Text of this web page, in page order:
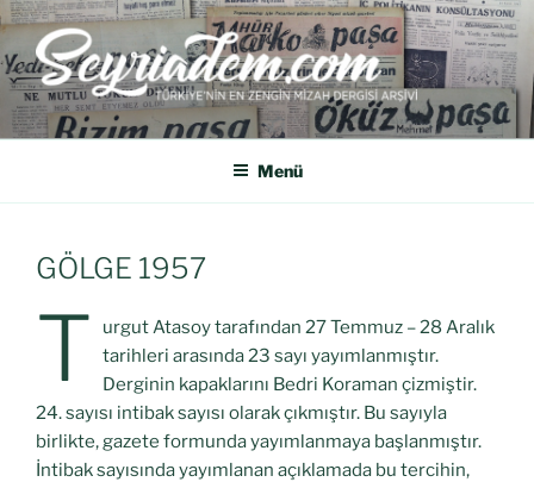
SEYRIADEM
Türkiye'nin En Zengin Mizah Dergisi Arşividir.
Menü
GÖLGE 1957
T
urgut Atasoy tarafından 27 Temmuz – 28 Aralık
tarihleri arasında 23 sayı yayımlanmıştır.
Derginin kapaklarını Bedri Koraman çizmiştir.
24. sayısı intibak sayısı olarak çıkmıştır. Bu sayıyla
birlikte, gazete formunda yayımlanmaya başlanmıştır.
İntibak sayısında yayımlanan açıklamada bu tercihin,